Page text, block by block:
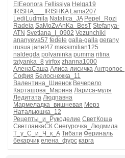
ElEeonora Fellissiya Helga19
IRISHA___IRISHKA Lama207
LediLudmila Natalica_JA Pepel_Rozi
Radeia SaMoZvAnKa_BesT Stefanya-
ATN Svetlana_I_0902 VezunchikI
ananyeva57 fedele galla-galla gerany
irusua janet47 maksimilian125
naldegda polyaninka pumma ritina
tatyanka_8 virfox zhanna1000
АленаСаша Алиса-лисичка Антропос-
София Белоснежка_11
Валентина_Шиенок Вечерело
Карташова_Марина Лариса-муля
Ледитата Людпавна
Мармеладка_вишневая Мерз
Натальюшка_12
Рецепты_и_Рукоделие СветКоша
СветланкаСК Снегурочка_Людмила
Т_у_С_и_Ч_к_А Тибати Фериналь
бекарчик елена_фурс карга